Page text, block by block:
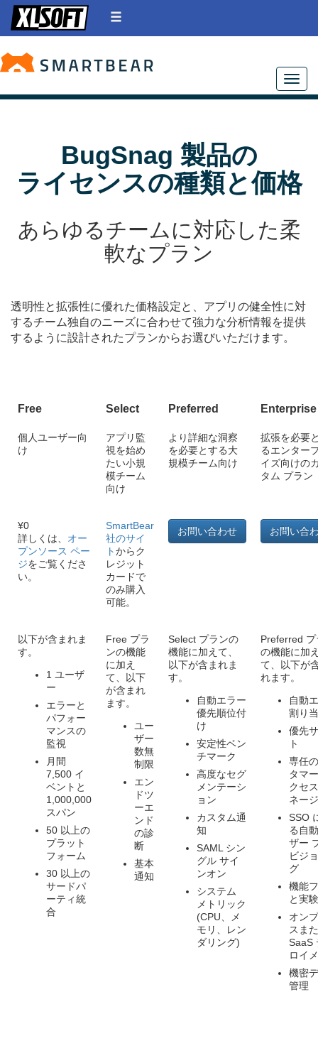
BugSnag 製品の
ライセンスの種類と価格
あらゆるチームに対応した柔
軟なプラン
透明性と拡張性に優れた価格設定と、アプリの健全性に対
するチーム独自のニーズに合わせて強力な分析情報を提供
するように設計されたプランからお選びいただけます。
Free
個人ユーザー向
け
Select
アプリ監
視を始め
たい小規
模チーム
向け
Preferred
より詳細な洞察
を必要とする大
規模チーム向け
Enterprise
拡張を必要
るエンター
イズ向けの
タム プラン
¥0
詳しくは、 オー
プンソース ペー
ジをご覧くださ
い。
SmartBear
社のサイ
トからク
レジット
カードで
のみ購入
可能。
お問い合わせ お問い合
以下が含まれま
す。
1 ユーザ
ー
エラーと
パフォー
マンスの
監視
月間
7,500 イ
ベントと
1,000,000
スパン
50 以上の
プラット
フォーム
30 以上の
サードパ
ーティ統
合
Free プラ
ンの機能
に加え
て、以下
が含まれ
ます。
ユー
ザー
数無
制限
エン
ドツ
ーエ
ンド
の診
断
基本
通知
Select プランの
機能に加えて、
以下が含まれま
す。
自動エラー
優先順位付
け
安定性ベン
チマーク
高度なセグ
メンテーシ
ョン
カスタム通
知
SAML シン
グル サイ
ンオン
システム
メトリック
(CPU、メ
モリ、レン
ダリング)
Preferred プ
の機能に加
て、以下が
れます。
自動
割り
優先
ト
専任
タマ
クセ
ネー
SSO
る自
ザー
ビジ
グ
機能
と実験
オン
スま
SaaS
ロイ
機密
管理